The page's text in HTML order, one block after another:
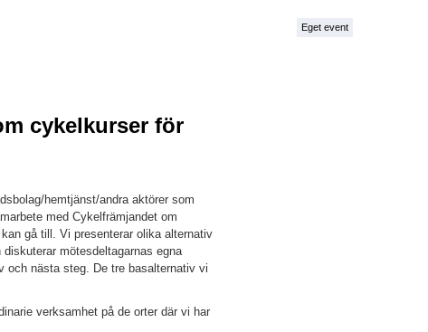
Eget event
cykelkurser för
hemtjänst/andra aktörer som
med Cykelfrämjandet om
gå till. Vi presenterar olika alternativ
mötesdeltagarnas egna
och nästa steg. De tre basalternativ vi
verksamhet på de orter där vi har